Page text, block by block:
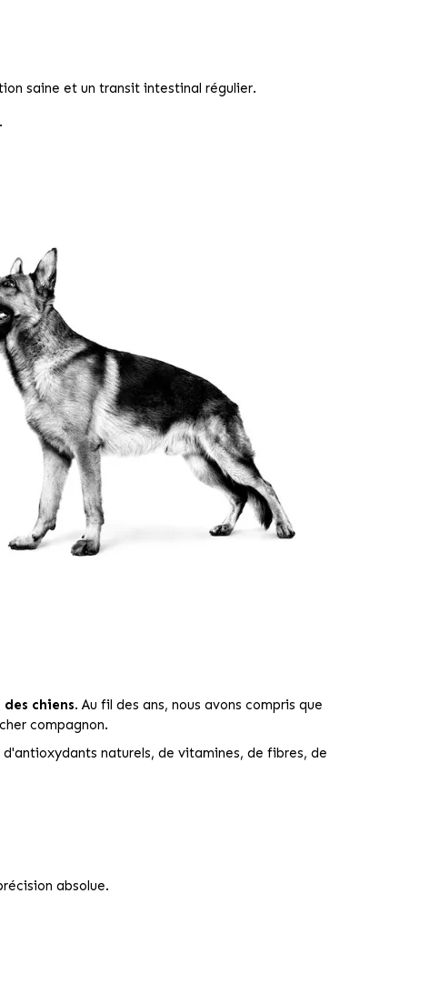
saine et un transit intestinal régulier.
chiens. Au fil des ans, nous avons compris que
compagnon.
naturels, de vitamines, de fibres, de
absolue.